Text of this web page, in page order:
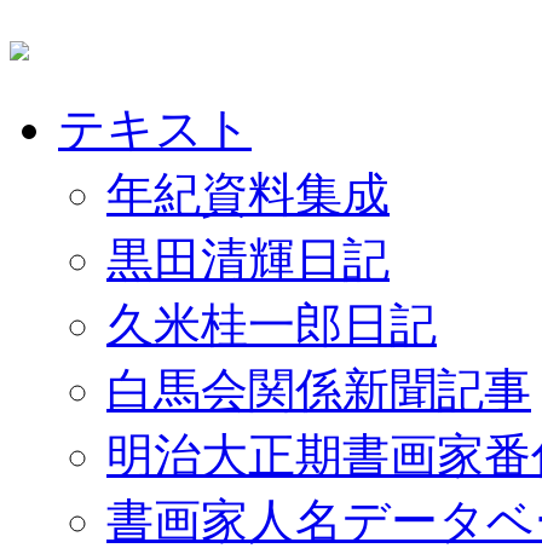
テキスト
年紀資料集成
黒田清輝日記
久米桂一郎日記
白馬会関係新聞記事
明治大正期書画家
書画家人名データ